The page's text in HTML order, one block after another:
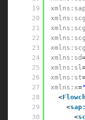
19
20
21
22
23
24
25
26
27
28
29
30
xmlns:sap
xmlns:scg
xmlns:sd
xmlns:sl
xmlns:st
xmlns:x=
<
<
<